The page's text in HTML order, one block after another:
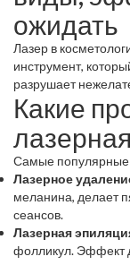
ожидать
Лазер в
инструмент,
разрушает
ткани. Благодаря
волос, сосудов и
Какие
Самые популярные
Лазерное
меланина, делает
сеансов.
Лазерная
фолликул. Эффект